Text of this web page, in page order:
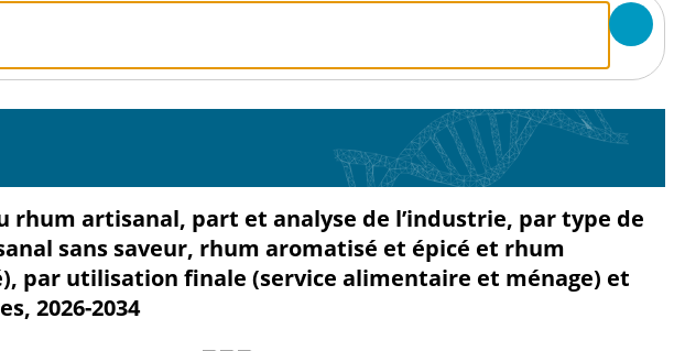
rhum artisanal, part et analyse de l’industrie, par type de
sans saveur, rhum aromatisé et épicé et rhum
par utilisation finale (service alimentaire et ménage) et
2026-2034